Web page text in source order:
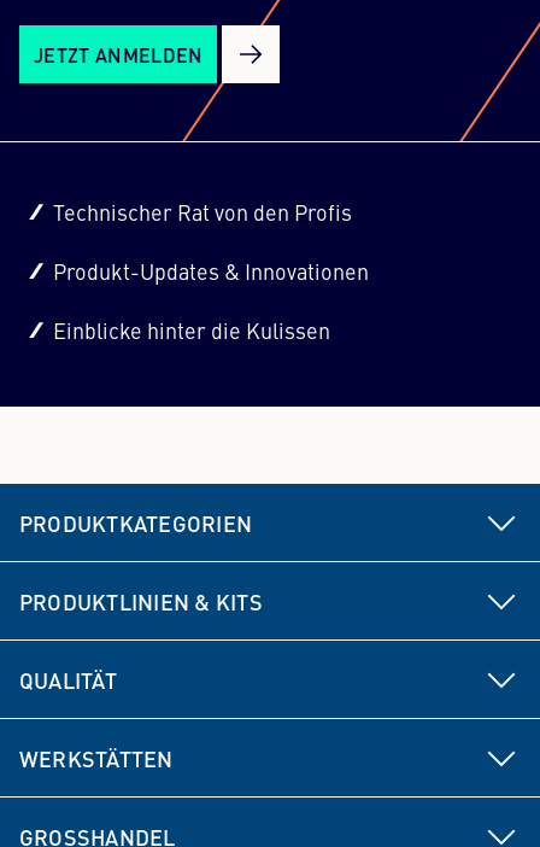
JETZT ANMELDEN
Technischer Rat von den Profis
Produkt-Updates & Innovationen
Einblicke hinter die Kulissen
PRODUKTKATEGORIEN
Antriebsteile
Filter
PRODUKTLINIEN & KITS
MEYLE PD
QUALITÄT
Qualitätsmanagement
WERKSTÄTTEN
GROSSHANDEL